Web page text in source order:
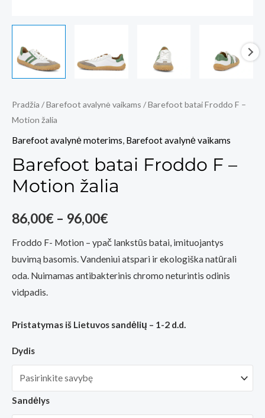
Pradžia /Barefoot avalynė vaikams / Barefoot batai Froddo F –
Motion žalia
Barefoot avalynė moterims, Barefoot avalynė vaikams
Barefoot batai Froddo F –
Motion žalia
86,00€ – 96,00€Price
range:
86,00€
96,00€
Froddo F- Motion – ypač lankstūs batai, imituojantys
buvimą basomis. Vandeniui atspari ir ekologiška natūrali
oda. Nuimamas antibakterinis chromo neturintis odinis
vidpadis.
Pristatymas iš Lietuvos sandėlių – 1-2 d.d.
Dydis
Sandėlys